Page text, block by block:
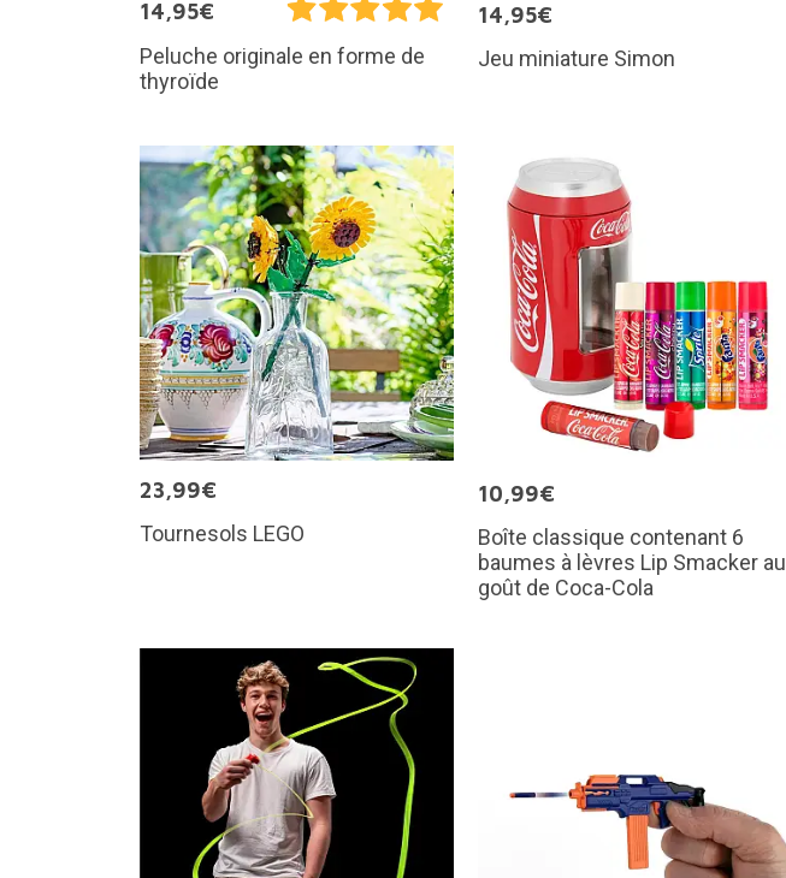
14,95€
Peluche originale en forme de
thyroïde
14,95€
Jeu miniature Simon
23,99€
Tournesols LEGO
10,99€
Boîte classique contenant 6
baumes à lèvres Lip Smacker au
goût de Coca-Cola